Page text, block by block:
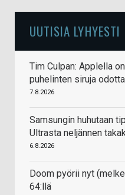
UUTISIA LYHYESTI
Tim Culpan: Applella
puhelinten siruja
7.8.2026
Samsungin huhutaan
Ultrasta neljännen
6.8.2026
Doom pyörii nyt
64:llä